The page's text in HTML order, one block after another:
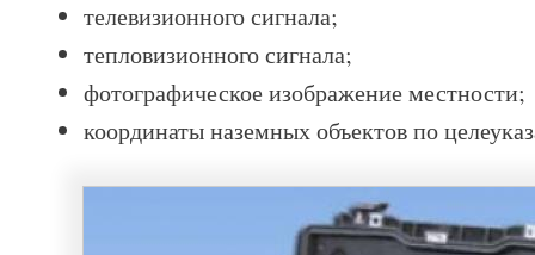
телевизионного сигнала;
тепловизионного сигнала;
фотографическое изображение местности;
координаты наземных объектов по